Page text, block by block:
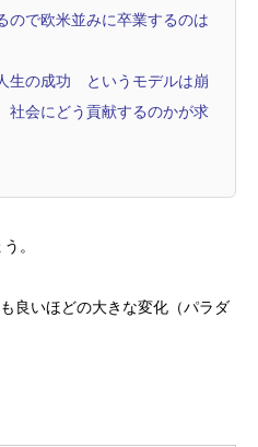
ので欧米並みに卒業するのは
生の成功 というモデルは崩
社会にどう貢献するのかが求
。
良いほどの大きな変化（パラダ